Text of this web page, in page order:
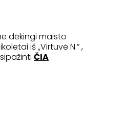
dėkingi maisto
iš „Virtuvė N.” ,
ČIA